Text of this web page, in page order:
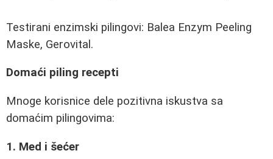
Testirani enzimski pilingovi: Balea Enzym Peeling
Maske, Gerovital.
Domaći piling recepti
Mnoge korisnice dele pozitivna iskustva sa
domaćim pilingovima:
1. Med i šećer